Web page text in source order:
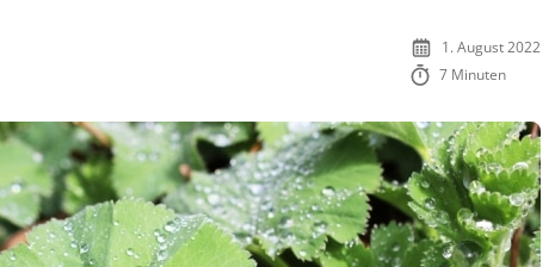
1. August 2022
7 Minuten